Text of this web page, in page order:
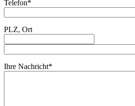
Telefon*
PLZ, Ort
Ihre Nachricht*